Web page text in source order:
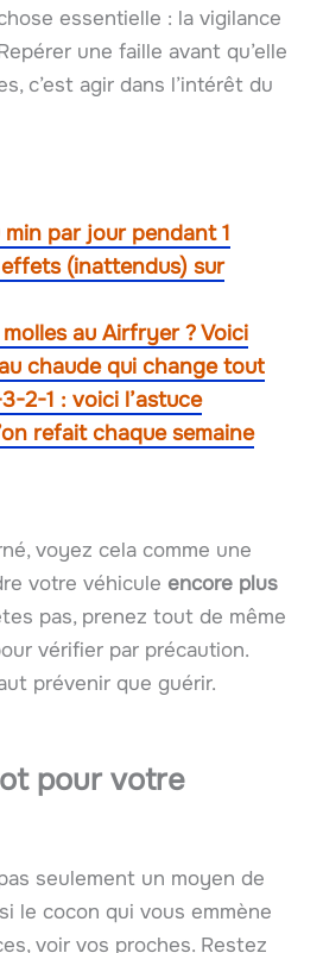
essentielle : la vigilance
une faille avant qu’elle
c’est agir dans l’intérêt du
min par jour pendant 1
(inattendus) sur
au Airfryer ? Voici
chaude qui change tout
2-1 : voici l’astuce
refait chaque semaine
voyez cela comme une
votre véhicule encore plus
pas, prenez tout de même
vérifier par précaution.
prévenir que guérir.
pour votre
seulement un moyen de
le cocon qui vous emmène
voir vos proches. Restez